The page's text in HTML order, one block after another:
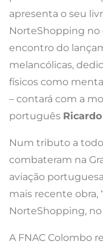
apresenta o seu
NorteShopping no
encontro do
melancólicas,
físicos como
– contará com a
português
Num tributo a
combateram na
aviação
mais recente obra,
NorteShopping, no
A FNAC Colombo